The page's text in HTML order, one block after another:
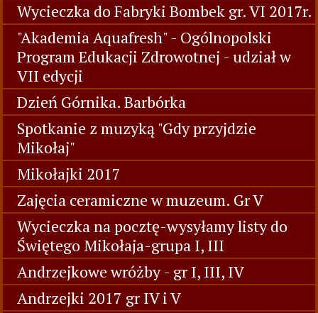
Wycieczka do Fabryki Bombek gr. VI 2017r.
"Akademia Aquafresh" - Ogólnopolski
Program Edukacji Zdrowotnej - udział w
VII edycji
Dzień Górnika. Barbórka
Spotkanie z muzyką "Gdy przyjdzie
Mikołaj"
Mikołajki 2017
Zajęcia ceramiczne w muzeum. Gr V
Wycieczka na pocztę-wysyłamy listy do
Świętego Mikołaja-grupa I, III
Andrzejkowe wróżby - gr I, III, IV
Andrzejki 2017 gr IV i V